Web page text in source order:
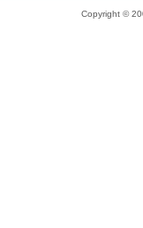
Copyright ©